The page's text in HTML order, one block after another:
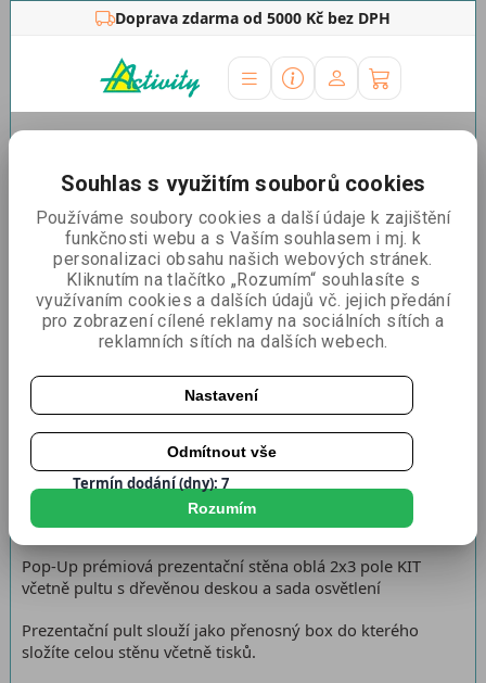
Doprava zdarma od 5000 Kč bez DPH
Pop Up KIT 2x3 stěna oblá
Katalogové číslo:POPKIT2X3C
Termín dodání (dny): 7
Skladem > 5 ks
Pop-Up prémiová prezentační stěna oblá 2x3 pole KIT
včetně pultu s dřevěnou deskou a sada osvětlení
Prezentační pult slouží jako přenosný box do kterého
složíte celou stěnu včetně tisků.
Souhlas s využitím souborů cookies
Používáme soubory cookies a další údaje k zajištění
funkčnosti webu a s Vaším souhlasem i mj. k
personalizaci obsahu našich webových stránek.
Kliknutím na tlačítko „Rozumím“ souhlasíte s
využívaním cookies a dalších údajů vč. jejich předání
pro zobrazení cílené reklamy na sociálních sítích a
reklamních sítích na dalších webech.
Nastavení
Odmítnout vše
Rozumím